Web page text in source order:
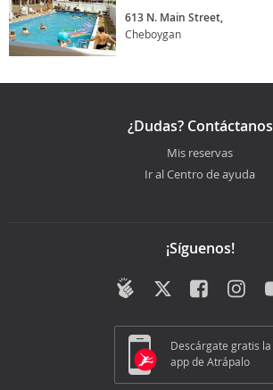
613 N. Main Street,
Cheboygan
¿Dudas? Contáctanos
Mis reservas
Ir al Centro de ayuda
¡Síguenos!
Descárgate gratis la
app de Atrápalo